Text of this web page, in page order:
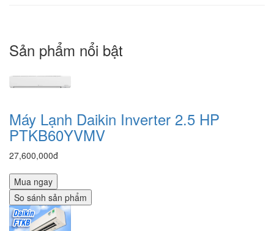
Sản phẩm nổi bật
Máy Lạnh Daikin Inverter 2.5 HP
PTKB60YVMV
27,600,000đ
Mua ngay
So sánh sản phẩm